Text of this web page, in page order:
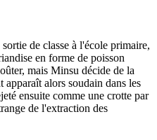
de classe à l'école primaire,
en forme de poisson
mais Minsu décide de la
alors soudain dans les
ensuite comme une crotte par
de l'extraction des